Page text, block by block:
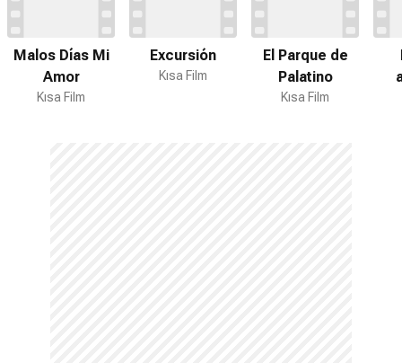
Malos Días Mi
Amor
Kısa Film
Excursión
Kısa Film
El Parque de
Palatino
Kısa Film